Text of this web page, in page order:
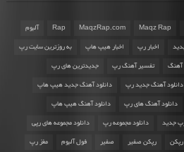
Maqz Rap
MaqzRap.com
Rap آلبوم
اخبار رپ اخبار هیپ هاپ به روزترین سایت رپ
آهنگ تفسیر آهنگ رپ جدیدترین های رپ
دانلود آهنگ جدید رپ دانلود آهنگ جدید هیپ هاپ
دانلود آهنگ های رپ دانلود آهنگ هیپ هاپ
جدید دانلود مجموعه رپ دانلود مجموعه های رپی
رپکن رپکن صفیر صفیر فول آلبوم مغز رپ